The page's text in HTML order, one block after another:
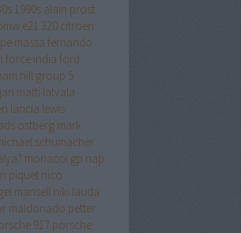
1990s alain prost
e21 320 citroen
massa fernando
force india ford
hill group 5
jari matti latvala
lancia lewis
ostberg mark
schumacher
monacoi gp nap
piquet nico
mansell niki lauda
maldonado petter
917 porsche